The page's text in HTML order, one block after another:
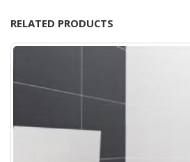
RELATED PRODUCTS